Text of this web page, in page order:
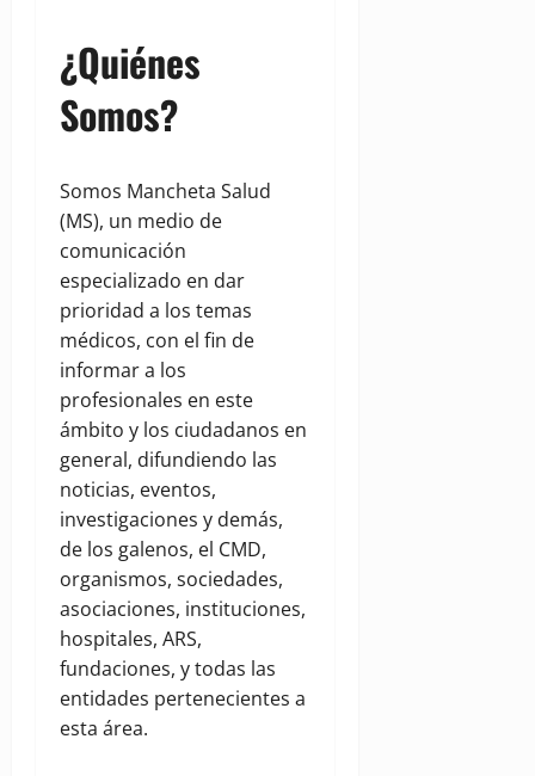
¿Quiénes
Somos?
Somos Mancheta Salud
(MS), un medio de
comunicación
especializado en dar
prioridad a los temas
médicos, con el fin de
informar a los
profesionales en este
ámbito y los ciudadanos en
general, difundiendo las
noticias, eventos,
investigaciones y demás,
de los galenos, el CMD,
organismos, sociedades,
asociaciones, instituciones,
hospitales, ARS,
fundaciones, y todas las
entidades pertenecientes a
esta área.